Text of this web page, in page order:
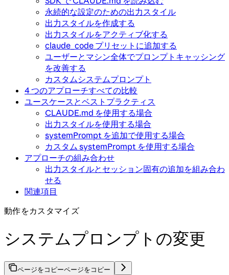
永続的な設定のための出力スタイル
出力スタイルを作成する
出力スタイルをアクティブ化する
claude_code プリセットに追加する
ユーザーとマシン全体でプロンプトキャッシング
を改善する
カスタムシステムプロンプト
4 つのアプローチすべての比較
ユースケースとベストプラクティス
CLAUDE.md を使用する場合
出力スタイルを使用する場合
systemPrompt を追加で使用する場合
カスタム systemPrompt を使用する場合
アプローチの組み合わせ
出力スタイルとセッション固有の追加を組み合わ
せる
関連項目
動作をカスタマイズ
システムプロンプトの変更
ページをコピーページをコピー